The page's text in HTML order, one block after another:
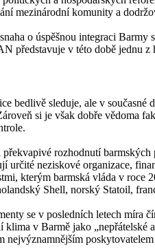
mezinárodní komunity a
o úspěšnou integraci
představuje v této době
bedlivě sleduje, ale v
si je však dobře vědoma
rozhodnutí
neziskové organizace,
kterým barmská vláda v
Shell, norský Statoil,
se v posledních letech míra
v Barmě jako
nejvýznamnějším